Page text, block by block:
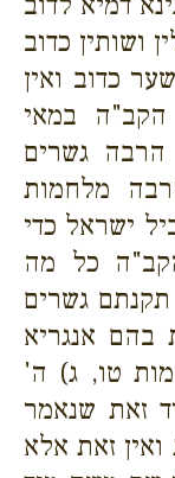
ושותין כדוב
כדוב ואין
במאי
גשרים
מלחמות
ישראל כדי
כל מה
גשרים
בהם אנגריא
טו, ג) ה'
זאת שנאמר
זאת אלא